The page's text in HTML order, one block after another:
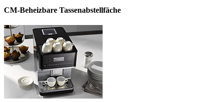
CM-Beheizbare Tassenabstellfäche